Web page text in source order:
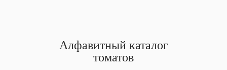
Алфавитный каталог
томатов